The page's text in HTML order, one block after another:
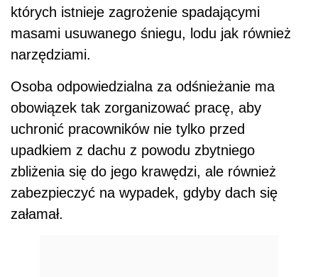
których istnieje zagrożenie spadającymi
masami usuwanego śniegu, lodu jak również
narzędziami.
Osoba odpowiedzialna za odśnieżanie ma
obowiązek tak zorganizować pracę, aby
uchronić pracowników nie tylko przed
upadkiem z dachu z powodu zbytniego
zbliżenia się do jego krawędzi, ale również
zabezpieczyć na wypadek, gdyby dach się
załamał.